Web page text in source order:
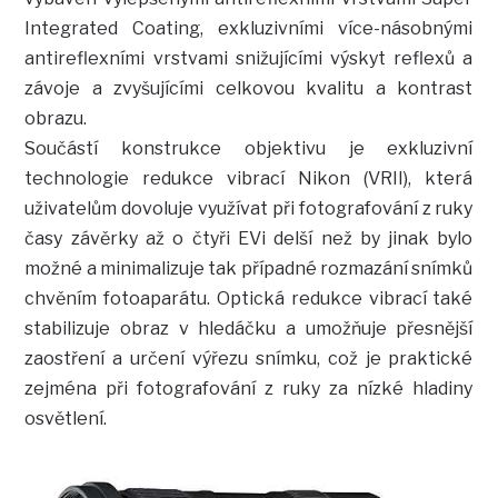
Integrated Coating, exkluzivními více-násobnými
antireflexními vrstvami snižujícími výskyt reflexů a
závoje a zvyšujícími celkovou kvalitu a kontrast
obrazu.
Součástí konstrukce objektivu je exkluzivní
technologie redukce vibrací Nikon (VRII), která
uživatelům dovoluje využívat při fotografování z ruky
časy závěrky až o čtyři EVi delší než by jinak bylo
možné a minimalizuje tak případné rozmazání snímků
chvěním fotoaparátu. Optická redukce vibrací také
stabilizuje obraz v hledáčku a umožňuje přesnější
zaostření a určení výřezu snímku, což je praktické
zejména při fotografování z ruky za nízké hladiny
osvětlení.